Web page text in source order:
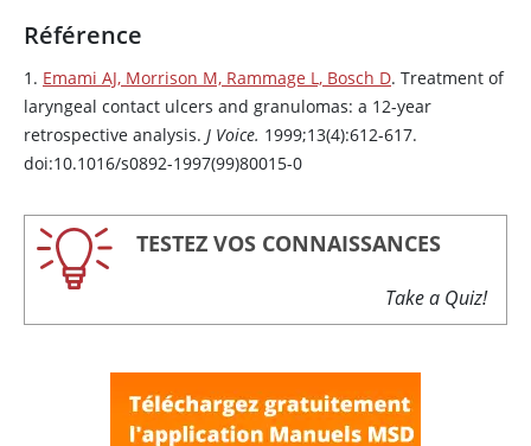
Référence
1. Emami AJ, Morrison M, Rammage L, Bosch D. Treatment of
laryngeal contact ulcers and granulomas: a 12-year
retrospective analysis. J Voice. 1999;13(4):612-617.
doi:10.1016/s0892-1997(99)80015-0
TESTEZ VOS CONNAISSANCES
Take a Quiz!